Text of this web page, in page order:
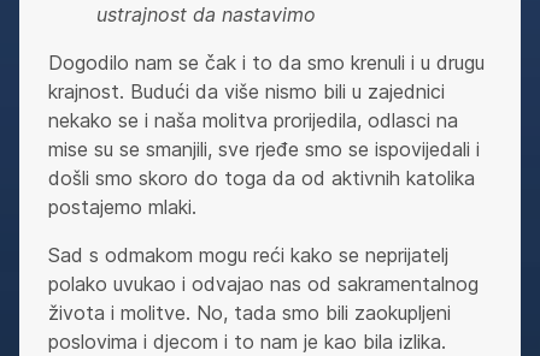
ustrajnost da nastavimo
Dogodilo nam se čak i to da smo krenuli i u drugu
krajnost. Budući da više nismo bili u zajednici
nekako se i naša molitva prorijedila, odlasci na
mise su se smanjili, sve rjeđe smo se ispovijedali i
došli smo skoro do toga da od aktivnih katolika
postajemo mlaki.
Sad s odmakom mogu reći kako se neprijatelj
polako uvukao i odvajao nas od sakramentalnog
života i molitve. No, tada smo bili zaokupljeni
poslovima i djecom i to nam je kao bila izlika.